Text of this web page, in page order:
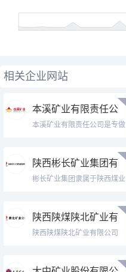
相关企业网站
本溪矿业有限责任公
司
本溪矿业有限责任公司是专做
绍其本溪铁精矿、本溪铁矿
粉、本溪铁粉等。探明储量
8000万吨，投资3亿元，可生
陕西彬长矿业集团有
限公司Shaanxi
彬长矿业集团隶属于陕西煤业
全国十四个大型煤炭基地之一
黄陇基地腹地的彬州市和长武
县境内，规划面积790平方公...
陕西陕煤陕北矿业有
限公司Northern
陕西陕煤陕北矿业有限公司
下属全资子企业，位于陕西省